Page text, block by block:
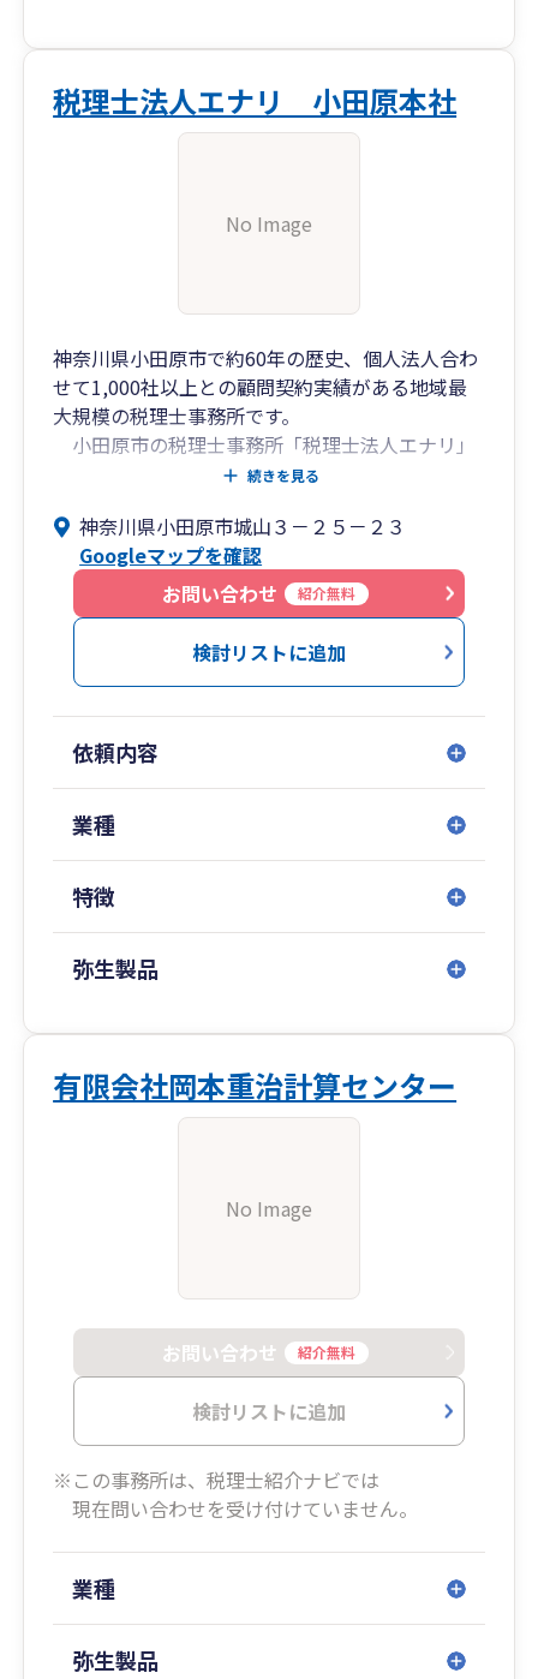
税理士法人エナリ 小田原本社
No Image
神奈川県小田原市で約60年の歴史、個人法人合わ
せて1,000社以上との顧問契約実績がある地域最
大規模の税理士事務所です。
小田原市の税理士事務所「税理士法人エナリ」
では、新設法人専門の部署を設置して、起業時の
忙しいあなたを徹底サポートいたします。
創業融資もお任せください！当会計事務所の顧
問先様には、日本政策金融公庫、地域金融機関を
ご紹介。
さらに、融資手続きに必要な書類の作成、事業
計画書の作成もサポートいたします。
続きを見る
神奈川県小田原市城山３－２５－２３
Googleマップを確認
お問い合わせ
紹介無料
検討リストに追加
依頼内容
業種
特徴
弥生製品
有限会社岡本重治計算センター
No Image
お問い合わせ 紹介無料
検討リストに追加
※この事務所は、税理士紹介ナビでは
現在問い合わせを受け付けていません。
業種
弥生製品